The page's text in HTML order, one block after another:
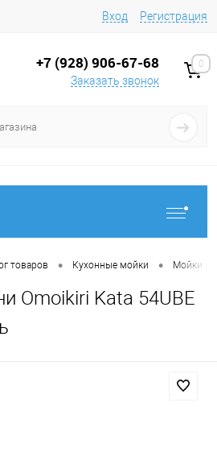
Вход Регистрация
+7 (928) 906-67-68
Заказать звонок
0
товаров • Кухонные мойки • Мойки на
Omoikiri Kata 54UBE